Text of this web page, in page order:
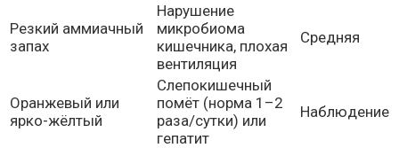
Резкий аммиачный
запах
Нарушение
микробиома
кишечника, плохая
вентиляция
Средняя
Оранжевый или
ярко-жёлтый
Слепокишечный
помёт (норма 1–2
раза/сутки) или
гепатит
Наблюдение